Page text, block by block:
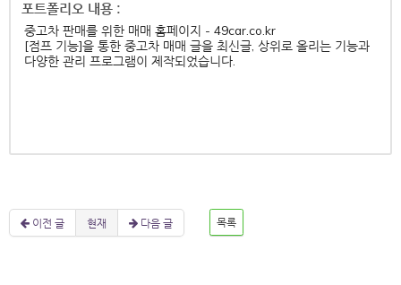
중고차 판매를 위한 매매 홈페이지 - 49car.co.kr
[점프 기능]을 통한 중고차 매매 글을 최신글, 상위로 올리는 기능과
다양한 관리 프로그램이 제작되었습니다.
이전 글 현재 다음 글 목록